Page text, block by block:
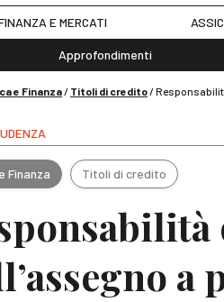
E MERCATI
Approfondimenti
e Finanza/ Titoli di credito/
Finanza Titoli di credito